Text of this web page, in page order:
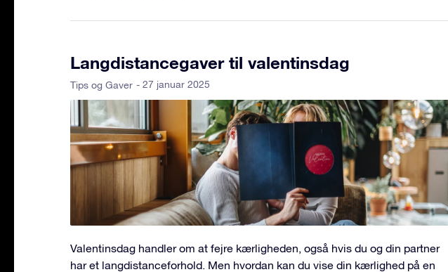
Langdistancegaver til valentinsdag
Tips og Gaver - 27 januar 2025
Valentinsdag handler om at fejre kærligheden, også hvis du og din partner
har et langdistanceforhold. Men hvordan kan du vise din kærlighed på en